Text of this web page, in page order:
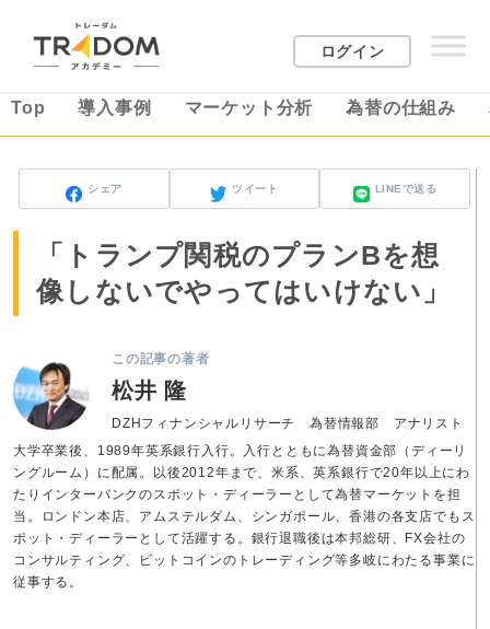
ログイン
Top 導入事例 マーケット分析 為替の仕組み
シェア ツイート LINEで送る
「トランプ関税のプランBを想
像しないでやってはいけない」
この記事の著者
松井 隆
DZHフィナンシャルリサーチ 為替情報部 アナリスト
大学卒業後、1989年英系銀行入行。入行とともに為替資金部（ディーリ
ングルーム）に配属。以後2012年まで、米系、英系銀行で20年以上にわ
たりインターバンクのスポット・ディーラーとして為替マーケットを担
当。ロンドン本店、アムステルダム、シンガポール、香港の各支店でもス
ポット・ディーラーとして活躍する。銀行退職後は本邦総研、FX会社の
コンサルティング、ビットコインのトレーディング等多岐にわたる事業に
従事する。